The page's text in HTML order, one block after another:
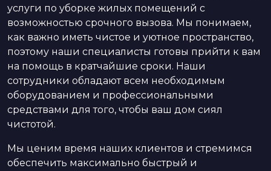
услуги по уборке жилых помещений с
возможностью срочного вызова. Мы понимаем,
как важно иметь чистое и уютное пространство,
поэтому наши специалисты готовы прийти к вам
на помощь в кратчайшие сроки. Наши
сотрудники обладают всем необходимым
оборудованием и профессиональными
средствами для того, чтобы ваш дом сиял
чистотой.
Мы ценим время наших клиентов и стремимся
обеспечить максимально быстрый и